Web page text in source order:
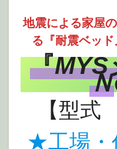
地震による家屋
る『耐震ベッド
『MYS
Ｎ
【型式
★工場・